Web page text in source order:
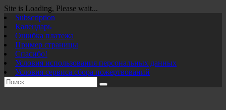
Site is Loading, Please wait...
Перейти
к
содержимому
Subscription
Календарь
Ошибка платежа
Пример страницы
Спасибо!
Условия использования персональных данных
Условия сервиса сбора пожертвований